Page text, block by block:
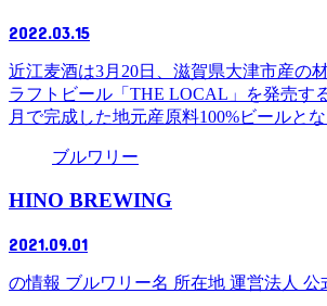
2022.03.15
近江麦酒は3月20日、滋賀県大津市産の
ラフトビール「THE LOCAL」を発売す
月で完成した地元産原料100%ビールとな
ブルワリー
HINO BREWING
2021.09.01
の情報 ブルワリー名 所在地 運営法人 公